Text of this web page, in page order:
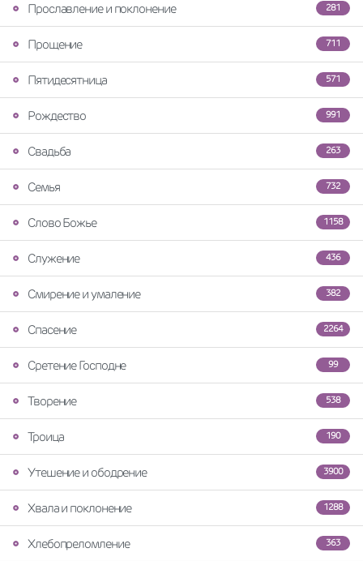
281
Прославление и поклонение
711
Прощение
571
Пятидесятница
991
Рождество
263
Свадьба
732
Семья
1158
Слово Божье
436
Служение
382
Смирение и умаление
2264
Спасение
99
Сретение Господне
538
Творение
190
Троица
3900
Утешение и ободрение
1288
Хвала и поклонение
363
Хлебопреломление